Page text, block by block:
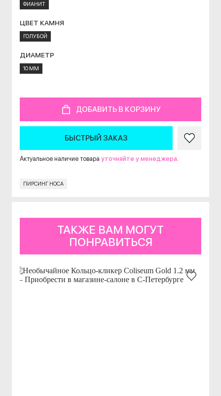
ФИАНИТ
ЦВЕТ КАМНЯ
ГОЛУБОЙ
ДИАМЕТР
10 ММ
ДОБАВИТЬ В КОРЗИНУ
БЫСТРЫЙ ЗАКАЗ
Актуальное наличие товара уточняйте у менеджера.
ПИРСИНГ НОСА
ТАКЖЕ ВАМ МОГУТ
ПОНРАВИТЬСЯ